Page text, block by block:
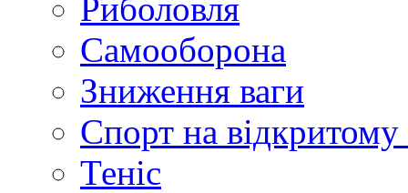
Риболовля
Самооборона
Зниження ваги
Спорт на відкритому
Теніс